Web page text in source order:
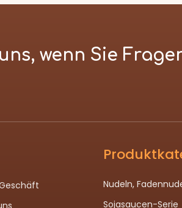
wenn Sie
Nudeln,
Sojasaucen-Serie